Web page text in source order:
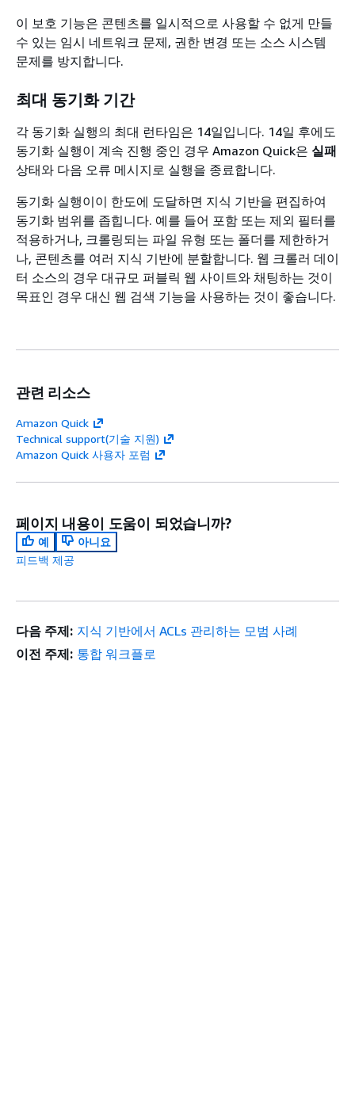
이 보호 기능은 콘텐츠를 일시적으로 사용할 수 없게 만들
수 있는 임시 네트워크 문제, 권한 변경 또는 소스 시스템
문제를 방지합니다.
최대 동기화 기간
각 동기화 실행의 최대 런타임은 14일입니다. 14일 후에도
동기화 실행이 계속 진행 중인 경우 Amazon Quick은 실패
상태와 다음 오류 메시지로 실행을 종료합니다.
동기화 실행이이 한도에 도달하면 지식 기반을 편집하여
동기화 범위를 좁힙니다. 예를 들어 포함 또는 제외 필터를
적용하거나, 크롤링되는 파일 유형 또는 폴더를 제한하거
나, 콘텐츠를 여러 지식 기반에 분할합니다. 웹 크롤러 데이
터 소스의 경우 대규모 퍼블릭 웹 사이트와 채팅하는 것이
목표인 경우 대신 웹 검색 기능을 사용하는 것이 좋습니다.
관련 리소스
Amazon Quick
Technical support(기술 지원)
Amazon Quick 사용자 포럼
페이지 내용이 도움이 되었습니까?
예
아니요
피드백 제공
다음 주제: 지식 기반에서 ACLs 관리하는 모범 사례
이전 주제: 통합 워크플로